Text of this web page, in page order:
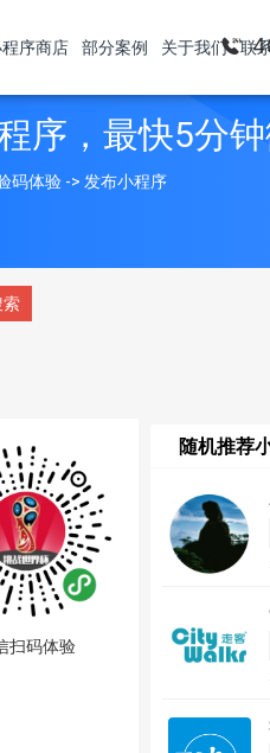
序商店 部分案例 关于我们 联
序，最快5分
码体验 -> 发布小程序
扫码体验
随机推荐